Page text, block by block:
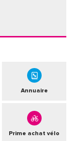
Annuaire
Prime achat vélo